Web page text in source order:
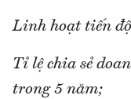
Linh hoạt tiến
Tỉ lệ chia sẻ
trong 5 năm;